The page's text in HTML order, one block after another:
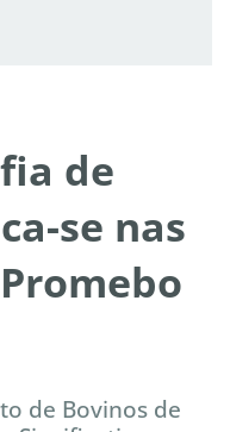
de
se nas
de Bovinos de